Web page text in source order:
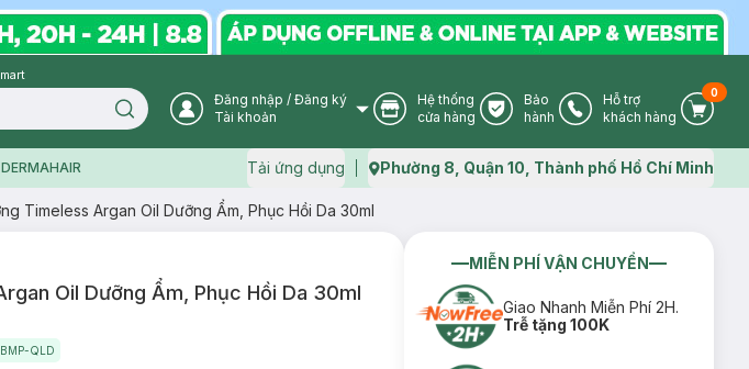
Search icon User Icon
Đăng nhập / Đăng ký
Tài khoản
Store Icon
Hệ thống
cửa hàng
Warranty Icon
Bảo
hành
Phone Icon
Hỗ trợ
khách hàng
Cart
0
DERMAHAIR Tải ứng dụng Map icon
Phường 8, Quận 10, Thành phố Hồ Chí Minh
Timeless Argan Oil Dưỡng Ẩm, Phục Hồi Da 30ml
Oil Dưỡng Ẩm, Phục Hồi Da 30ml
QLD
MIỄN PHÍ VẬN CHUYỂN
Giao Nhanh Miễn Phí 2H.
Trễ tặng 100K